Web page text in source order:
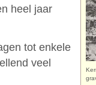
heel jaar
tot enkele
veel